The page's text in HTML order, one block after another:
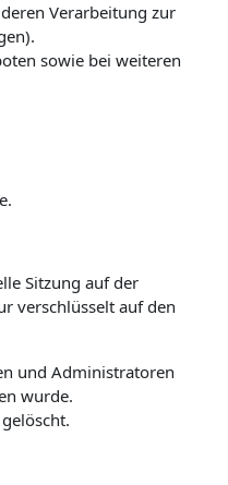
Verarbeitung zur
sowie bei weiteren
Sitzung auf der
verschlüsselt auf den
und Administratoren
wurde.